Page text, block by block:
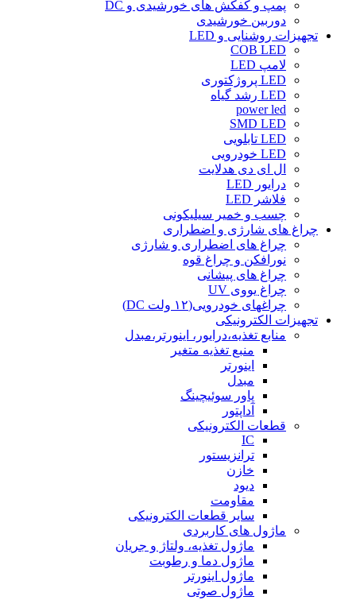
پمپ و کفکش های خورشیدی و DC
دوربین خورشیدی
تجهیزات روشنایی و LED
COB LED
لامپ LED
LED پروژکتوری
LED رشد گیاه
power led
SMD LED
LED تابلویی
LED خودرویی
ال ای دی هدلایت
درایور LED
فلاشر LED
چسب و خمیر سیلیکونی
چراغ های شارژی و اضطراری
چراغ های اضطراری و شارژی
نورافکن و چراغ قوه
چراغ های پیشانی
چراغ یووی UV
چراغهای خودرویی(۱۲ ولت DC)
تجهیزات الکترونیکی
منابع تغذیه،درایور، اینورتر،مبدل
منبع تغذیه متغیر
اینورتر
مبدل
پاور سوئیچینگ
آداپتور
قطعات الکترونیکی
IC
ترانزیستور
خازن
دیود
مقاومت
سایر قطعات الکترونیکی
ماژول های کاربردی
ماژول تغذیه، ولتاژ و جریان
ماژول دما و رطوبت
ماژول اینورتر
ماژول صوتی